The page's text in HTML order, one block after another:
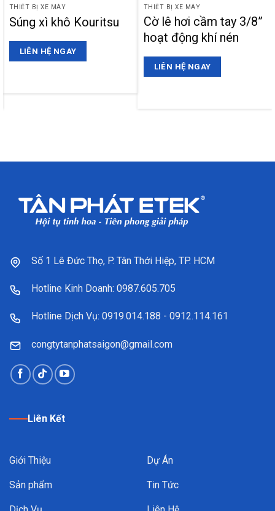
THIẾT BỊ XE MÁY
Súng xì khô Kouritsu
LIÊN HỆ NGAY
THIẾT BỊ XE MÁY
Cờ lê hơi cầm tay 3/8”
hoạt động khí nén
LIÊN HỆ NGAY
Số 1 Lê Đức Thọ, P. Tân Thới Hiệp, TP. HCM
Hotline Kinh Doanh: 0987.605.705
Hotline Dịch Vụ: 0919.014.188 - 0912.114.161
congtytanphatsaigon@gmail.com
Liên Kết
Giới Thiệu
Sản phẩm
Dự Án
Tin Tức